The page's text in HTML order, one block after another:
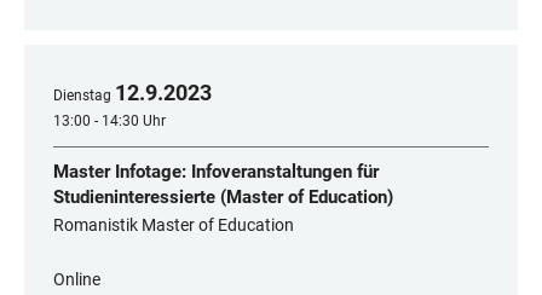
Dienstag 12.9.2023
13:00 - 14:30 Uhr
Master Infotage: Infoveranstaltungen für
Studieninteressierte (Master of Education)
Romanistik Master of Education
Online